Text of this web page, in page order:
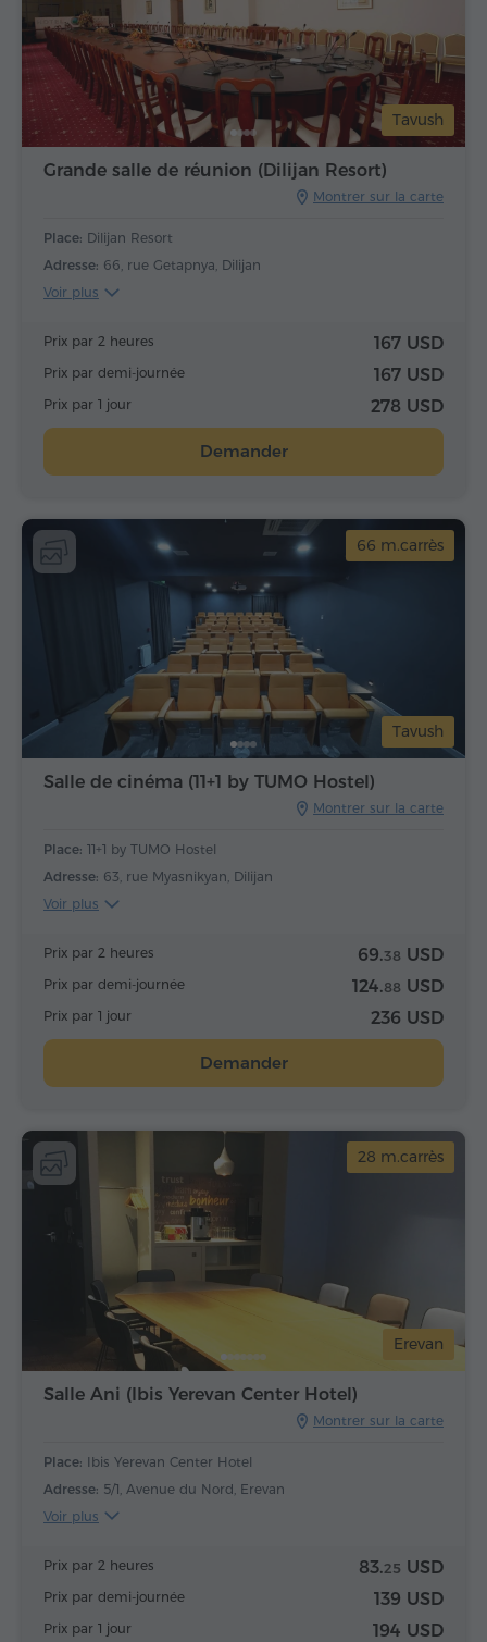
Tavush
Grande salle de réunion (Dilijan Resort)
Montrer sur la carte
Place: Dilijan Resort
Adresse: 66, rue Getapnya, Dilijan
Voir plus
Prix par 2 heures 167 USD
Prix par demi-journée 167 USD
Prix par 1 jour 278 USD
Demander
Tavush
66 m.carrès
Salle de cinéma (11+1 by TUMO Hostel)
Montrer sur la carte
Place: 11+1 by TUMO Hostel
Adresse: 63, rue Myasnikyan, Dilijan
Voir plus
Prix par 2 heures 69.38 USD
Prix par demi-journée 124.88 USD
Prix par 1 jour 236 USD
Demander
Erevan
28 m.carrès
Salle Ani (Ibis Yerevan Center Hotel)
Montrer sur la carte
Place: Ibis Yerevan Center Hotel
Adresse: 5/1, Avenue du Nord, Erevan
Voir plus
Prix par 2 heures 83.25 USD
Prix par demi-journée 139 USD
Prix par 1 jour 194 USD